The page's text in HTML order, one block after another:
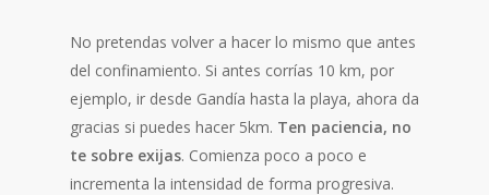
No pretendas volver a hacer lo mismo que antes
del confinamiento. Si antes corrías 10 km, por
ejemplo, ir desde Gandía hasta la playa, ahora da
gracias si puedes hacer 5km. Ten paciencia, no
te sobre exijas. Comienza poco a poco e
incrementa la intensidad de forma progresiva.